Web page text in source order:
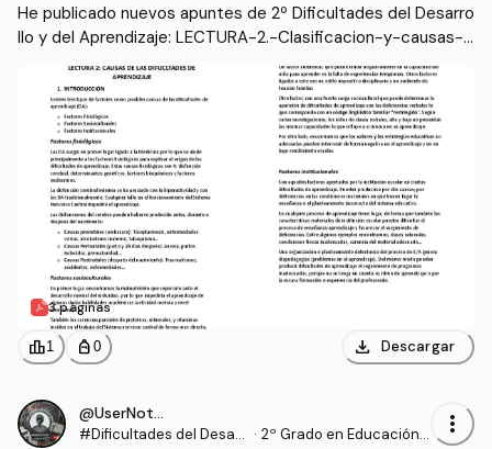
He publicado nuevos apuntes de 2º Dificultades del Desarro
llo y del Aprendizaje: LECTURA-2.-Clasificacion-y-causas-d
e-las-DA.pdf
3 páginas
leaderboard1 personal_bag 0 download Descargar
@UserNotFound9_
#Dificultades del Desarr · 2º Grado en Educación P
more_vert